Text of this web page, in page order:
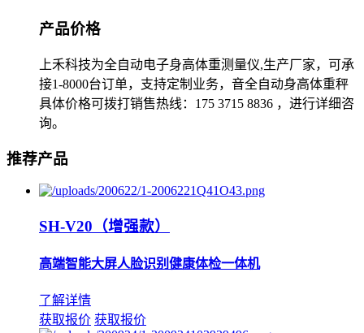
产品价格
上禾科技为全自动电子身高体重测量仪,生产厂家，可承
接1-8000台订单，支持定制业务，音全自动身高体重秤
具体价格可拨打销售热线：175 3715 8836 ，进行详细咨
询。
推荐产品
SH-V20（增强款）
高端智能大屏人脸识别健康体检一体机
了解详情
获取报价 获取报价